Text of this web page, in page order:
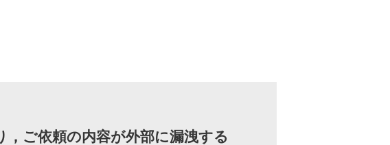
ご依頼の内容が外部に漏洩する